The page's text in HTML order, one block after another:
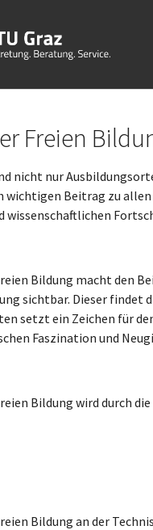
Freien
nicht nur
wichtigen Beitrag zu
wissenschaftlichen
Bildung macht den
sichtbar. Dieser findet
setzt ein Zeichen für
Faszination und
Bildung wird durch die
Bildung an der